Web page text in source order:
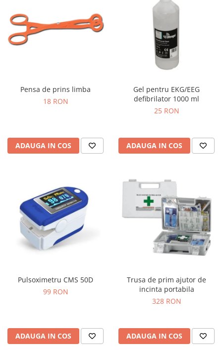
Pensa de prins limba
18 RON
ADAUGA IN COS
Gel pentru EKG/EEG
defibrilator 1000 ml
25 RON
ADAUGA IN COS
Pulsoximetru CMS 50D
99 RON
ADAUGA IN COS
Trusa de prim ajutor de
incinta portabila
328 RON
ADAUGA IN COS